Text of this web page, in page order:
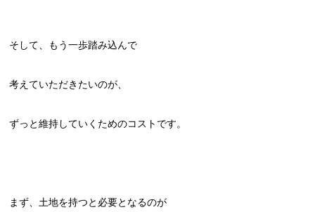
そして、もう一歩踏み込んで
考えていただきたいのが、
ずっと維持していくためのコストです。
まず、土地を持つと必要となるのが